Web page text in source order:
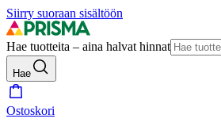
Siirry suoraan sisältöön
Hae tuotteita – aina halvat hinnat
Hae
Ostoskori